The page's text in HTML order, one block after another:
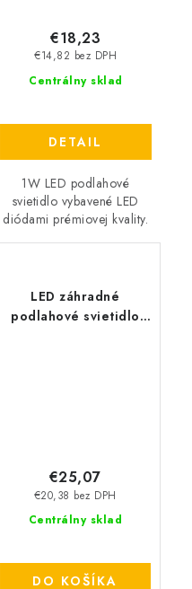
Centrálny sklad
€14,82 bez DPH
€18,23
DETAIL
1W LED podlahové
svietidlo vybavené LED
diódami prémiovej kvality.
LED záhradné
podlahové svietidlo
Centrálny sklad
€20,38 bez DPH
€25,07
DO KOŠÍKA